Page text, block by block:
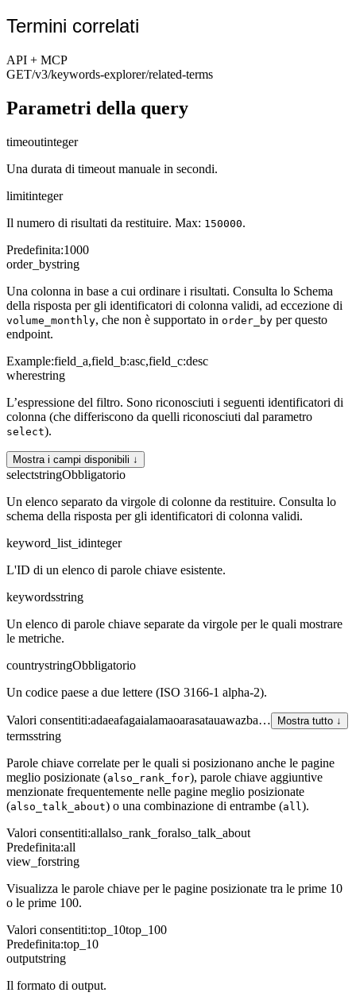
Termini correlati
API + MCP
GET/v3/keywords-explorer/related-terms
Parametri della query
timeoutinteger
Una durata di timeout manuale in secondi.
limitinteger
Il numero di risultati da restituire. Max: 150000.
Predefinita:1000
order_bystring
Una colonna in base a cui ordinare i risultati. Consulta lo Schema
della risposta per gli identificatori di colonna validi, ad eccezione di
volume_monthly, che non è supportato in order_by per questo
endpoint.
Example:field_a,field_b:asc,field_c:desc
wherestring
L’espressione del filtro. Sono riconosciuti i seguenti identificatori di
colonna (che differiscono da quelli riconosciuti dal parametro
select).
Mostra i campi disponibili ↓
selectstringObbligatorio
Un elenco separato da virgole di colonne da restituire. Consulta lo
schema della risposta per gli identificatori di colonna validi.
keyword_list_idinteger
L'ID di un elenco di parole chiave esistente.
keywordsstring
Un elenco di parole chiave separate da virgole per le quali mostrare
le metriche.
countrystringObbligatorio
Un codice paese a due lettere (ISO 3166-1 alpha-2).
Valori consentiti:adaeafagaialamaoarasatauawazba… Mostra tutto ↓
termsstring
Parole chiave correlate per le quali si posizionano anche le pagine
meglio posizionate (also_rank_for), parole chiave aggiuntive
menzionate frequentemente nelle pagine meglio posizionate
(also_talk_about) o una combinazione di entrambe (all).
Valori consentiti:allalso_rank_foralso_talk_about
Predefinita:all
view_forstring
Visualizza le parole chiave per le pagine posizionate tra le prime 10
o le prime 100.
Valori consentiti:top_10top_100
Predefinita:top_10
outputstring
Il formato di output.